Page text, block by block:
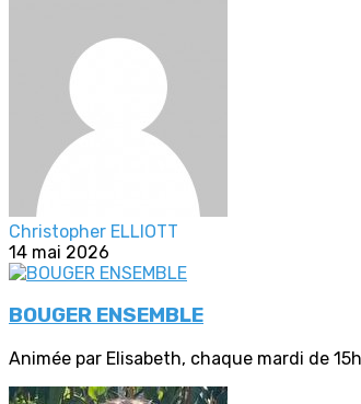
Christopher ELLIOTT
14 mai 2026
BOUGER ENSEMBLE
Animée par Elisabeth, chaque mardi de